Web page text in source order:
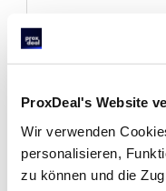
ProxDeal's Website
Wir verwenden
personalisieren,
zu können und die
In der
relevante
Schuldner/